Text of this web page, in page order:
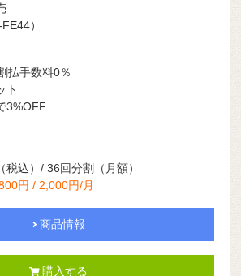
）
払手数料0％
ト
3%OFF
税込）/ 36回分割（月額）
円 / 2,000円/月
商品情報
購入する